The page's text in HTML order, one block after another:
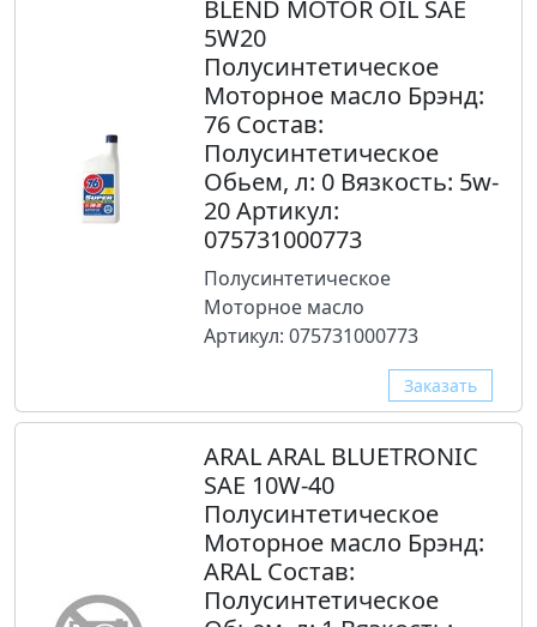
BLEND MOTOR OIL SAE
5W20
Полусинтетическое
Моторное масло Брэнд:
76 Состав:
Полусинтетическое
Обьем, л: 0 Вязкость: 5w-
20 Артикул:
075731000773
Полусинтетическое
Моторное масло
Артикул: 075731000773
Заказать
ARAL ARAL BLUETRONIC
SAE 10W-40
Полусинтетическое
Моторное масло Брэнд:
ARAL Состав:
Полусинтетическое